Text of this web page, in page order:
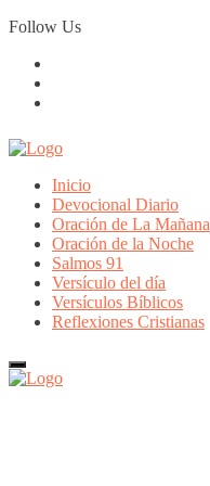
Skip
to
Follow Us
Inicio
Devocional Diario
Oración de La Mañana
Oración de la Noche
Salmos 91
Versículo del día
Versículos Bíblicos
Reflexiones Cristianas